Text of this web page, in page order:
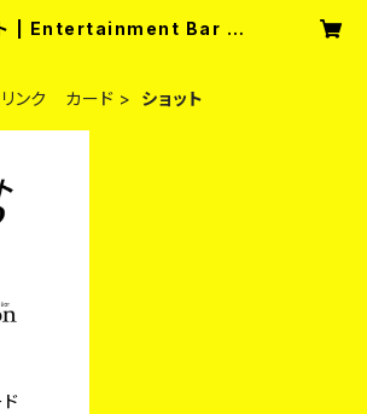
ト | Entertainment Bar fu
リンク カード ショット
ド